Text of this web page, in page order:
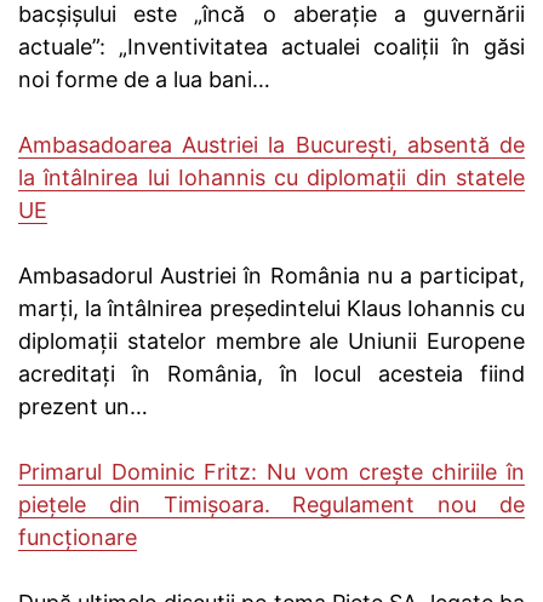
bacşişului este „încă o aberaţie a guvernării
actuale”: „Inventivitatea actualei coaliţii în găsi
noi forme de a lua bani…
Ambasadoarea Austriei la București, absentă de
la întâlnirea lui Iohannis cu diplomații din statele
UE
Ambasadorul Austriei în România nu a participat,
marţi, la întâlnirea preşedintelui Klaus Iohannis cu
diplomații statelor membre ale Uniunii Europene
acreditaţi în România, în locul acesteia fiind
prezent un…
Primarul Dominic Fritz: Nu vom crește chiriile în
piețele din Timișoara. Regulament nou de
funcționare